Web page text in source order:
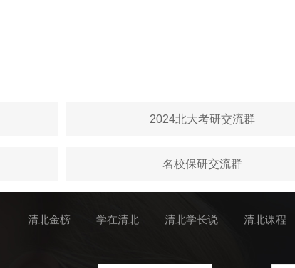
2024北大考研交流群
名校保研交流群
清北金榜 学在清北 清北学长说 清北课程